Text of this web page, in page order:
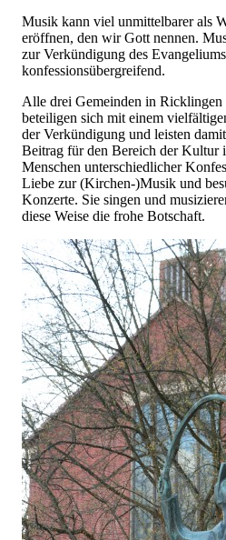
Musik kann viel unmittelbarer als
eröffnen, den wir Gott nennen.
zur Verkündigung des
konfessionsübergreifend.
Alle drei Gemeinden in
beteiligen sich mit einem
der Verkündigung und leisten
Beitrag für den Bereich der Kultur
Menschen unterschiedlicher
Liebe zur (Kirchen-)Musik und
Konzerte. Sie singen und
diese Weise die frohe Botschaft.